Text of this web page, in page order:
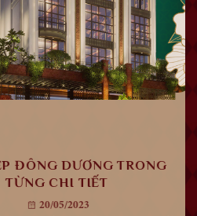
DƯƠNG TRONG
CHI TIẾT
20/05/2023